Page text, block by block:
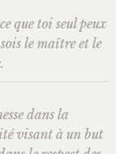
que toi seul peux
le maître et le
dans la
visant à un but